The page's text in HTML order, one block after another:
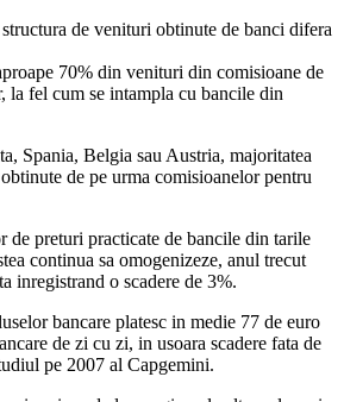
de venituri obtinute de banci difera
70% din venituri din comisioane de
la fel cum se intampla cu bancile din
Spania, Belgia sau Austria, majoritatea
de pe urma comisioanelor pentru
de preturi practicate de bancile din tarile
continua sa omogenizeze, anul trecut
inregistrand o scadere de 3%.
bancare platesc in medie 77 de euro
de zi cu zi, in usoara scadere fata de
pe 2007 al Capgemini.